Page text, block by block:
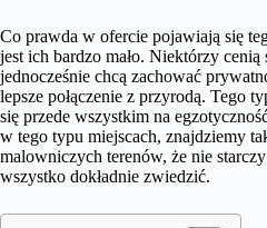
Co prawda w ofercie pojawiają się
jest ich bardzo mało. Niektórzy cenią
jednocześnie chcą zachować
lepsze połączenie z przyrodą. Tego
się przede wszystkim na
w tego typu miejscach, znajdziemy
malowniczych terenów, że nie
wszystko dokładnie zwiedzić.